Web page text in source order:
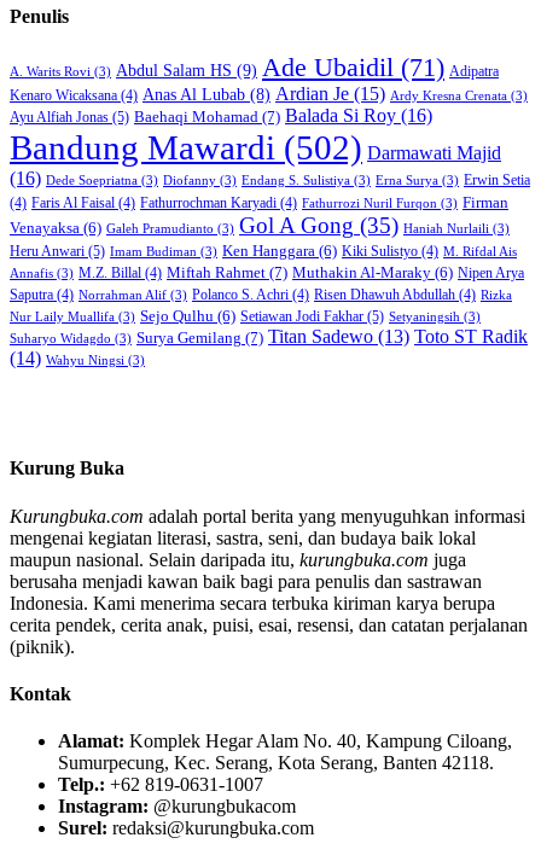
Penulis
A. Warits Rovi (3) Abdul Salam HS (9) Ade Ubaidil (71) Adipatra
Kenaro Wicaksana (4) Anas Al Lubab (8) Ardian Je (15) Ardy Kresna Crenata (3)
Ayu Alfiah Jonas (5) Baehaqi Mohamad (7) Balada Si Roy (16)
Bandung Mawardi (502) Darmawati Majid
(16) Dede Soepriatna (3) Diofanny (3) Endang S. Sulistiya (3) Erna Surya (3) Erwin Setia
(4) Faris Al Faisal (4) Fathurrochman Karyadi (4) Fathurrozi Nuril Furqon (3) Firman
Venayaksa (6) Galeh Pramudianto (3) Gol A Gong (35) Haniah Nurlaili (3)
Heru Anwari (5) Imam Budiman (3) Ken Hanggara (6) Kiki Sulistyo (4) M. Rifdal Ais
Annafis (3) M.Z. Billal (4) Miftah Rahmet (7) Muthakin Al-Maraky (6) Nipen Arya
Saputra (4) Norrahman Alif (3) Polanco S. Achri (4) Risen Dhawuh Abdullah (4) Rizka
Nur Laily Muallifa (3) Sejo Qulhu (6) Setiawan Jodi Fakhar (5) Setyaningsih (3)
Suharyo Widagdo (3) Surya Gemilang (7) Titan Sadewo (13) Toto ST Radik
(14) Wahyu Ningsi (3)
Kurung Buka
Kurungbuka.com adalah portal berita yang menyuguhkan informasi
mengenai kegiatan literasi, sastra, seni, dan budaya baik lokal
maupun nasional. Selain daripada itu, kurungbuka.com juga
berusaha menjadi kawan baik bagi para penulis dan sastrawan
Indonesia. Kami menerima secara terbuka kiriman karya berupa
cerita pendek, cerita anak, puisi, esai, resensi, dan catatan perjalanan
(piknik).
Kontak
Alamat: Komplek Hegar Alam No. 40, Kampung Ciloang,
Sumurpecung, Kec. Serang, Kota Serang, Banten 42118.
Telp.: +62 819-0631-1007
Instagram: @kurungbukacom
Surel: redaksi@kurungbuka.com